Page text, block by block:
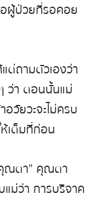
อผู้ป่วยที่รอคอย
ต่ถามตัวเองว่า
ว่า ตอนนั้นแม่
วัยวะจะไม่ครบ
เต็มที่ก่อน
ณตา” คุณตา
ม่ว่า การบริจาค